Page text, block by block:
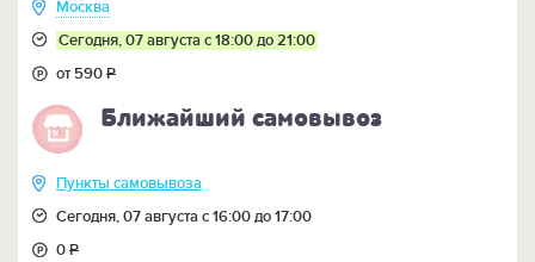
Москва
Сегодня, 07 августа с 18:00 до 21:00
от 590Р
Ближайший самовывоз
Пункты самовывоза
Сегодня, 07 августа с 16:00 до 17:00
0Р